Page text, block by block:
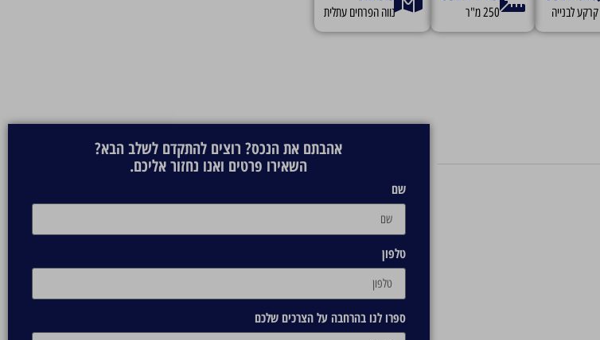
קרקע לבנייה 250 מ"ר נווה הפרחים עתלית
אהבתם את הנכס? רוצים להתקדם לשלב הבא?
השאירו פרטים ואנו נחזור אליכם.
שם
טלפון
ספרו לנו בהרחבה על הצרכים שלכם